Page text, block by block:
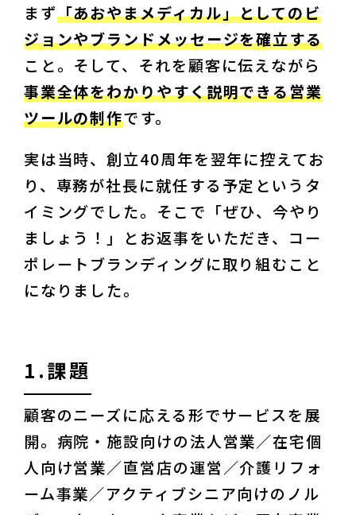
まず「あおやまメディカル」としてのビ
ジョンやブランドメッセージを確立する
こと。そして、それを顧客に伝えながら
事業全体をわかりやすく説明できる営業
ツールの制作です。
実は当時、創立40周年を翌年に控えてお
り、専務が社長に就任する予定というタ
イミングでした。そこで「ぜひ、今やり
ましょう！」とお返事をいただき、コー
ポレートブランディングに取り組むこと
になりました。
1.課題
顧客のニーズに応える形でサービスを展
開。病院・施設向けの法人営業／在宅個
人向け営業／直営店の運営／介護リフォ
ーム事業／アクティブシニア向けのノル